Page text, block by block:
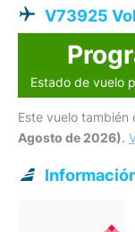
V73925
Estado de vuelo
Este vuelo
Agosto de 2026).